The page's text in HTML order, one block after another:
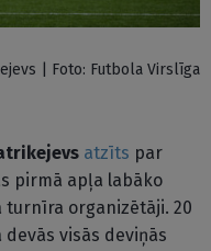
| Foto: Futbola Virslīga
atzīts par
pirmā apļa labāko
organizētāji. 20
visās deviņās